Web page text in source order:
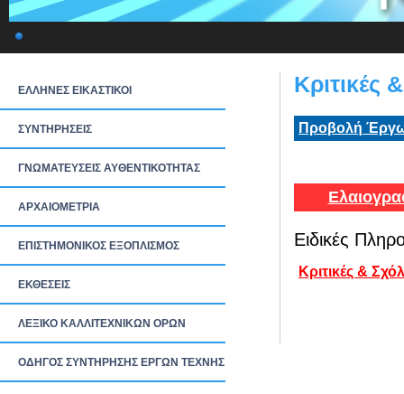
ΕΛΛΗΝΕΣ ΕΙΚΑΣΤΙΚΟΙ
ΣΥΝΤΗΡΗΣΕΙΣ
ΓΝΩΜΑΤΕΥΣΕΙΣ ΑΥΘΕΝΤΙΚΟΤΗΤΑΣ
ΑΡΧΑΙΟΜΕΤΡΙΑ
ΕΠΙΣΤΗΜΟΝΙΚΟΣ ΕΞΟΠΛΙΣΜΟΣ
ΕΚΘΕΣΕΙΣ
ΛΕΞΙΚΟ ΚΑΛΛΙΤΕΧΝΙΚΩΝ ΟΡΩΝ
ΟΔΗΓΟΣ ΣΥΝΤΗΡΗΣΗΣ ΕΡΓΩΝ ΤΕΧΝΗΣ
Κριτικές
Προβολή
Ειδικές
Κριτικές &